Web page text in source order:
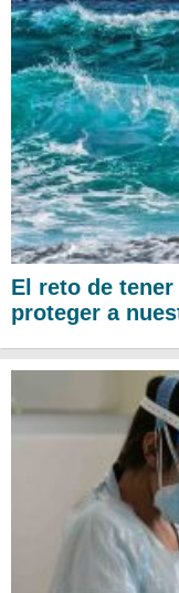
El reto de
proteger a